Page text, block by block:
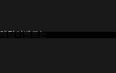
해당이벤트는